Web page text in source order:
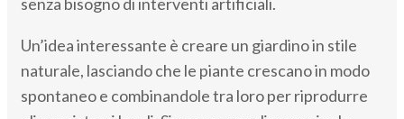
Un’idea interessante è creare un giardino in stile
naturale, lasciando che le piante crescano in modo
spontaneo e combinandole tra loro per riprodurre